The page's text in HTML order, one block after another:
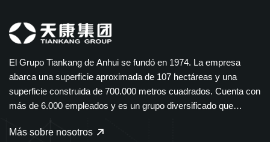
El Grupo Tiankang de Anhui se fundó en 1974. La empresa
abarca una superficie aproximada de 107 hectáreas y una
superficie construida de 700.000 metros cuadrados. Cuenta con
más de 6.000 empleados y es un grupo diversificado que
instrumentos y medidores, cables ópticos, productos médicos y
Más sobre nosotros